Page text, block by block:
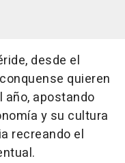
desde el
quieren
año, apostando
y su cultura
recreando el